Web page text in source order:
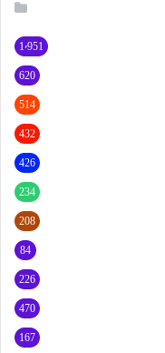
1٬951
620
514
432
426
234
208
84
226
470
167